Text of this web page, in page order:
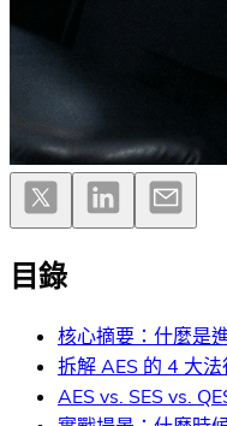
目錄
核心摘要：什麼是
拆解 AES 的 4 大
AES vs. SES vs.